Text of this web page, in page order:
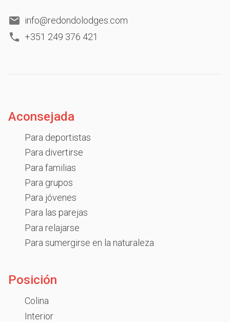
info@redondolodges.com
+351 249 376 421
Aconsejada
Para deportistas
Para divertirse
Para familias
Para grupos
Para jóvenes
Para las parejas
Para relajarse
Para sumergirse en la naturaleza
Posición
Colina
Interior